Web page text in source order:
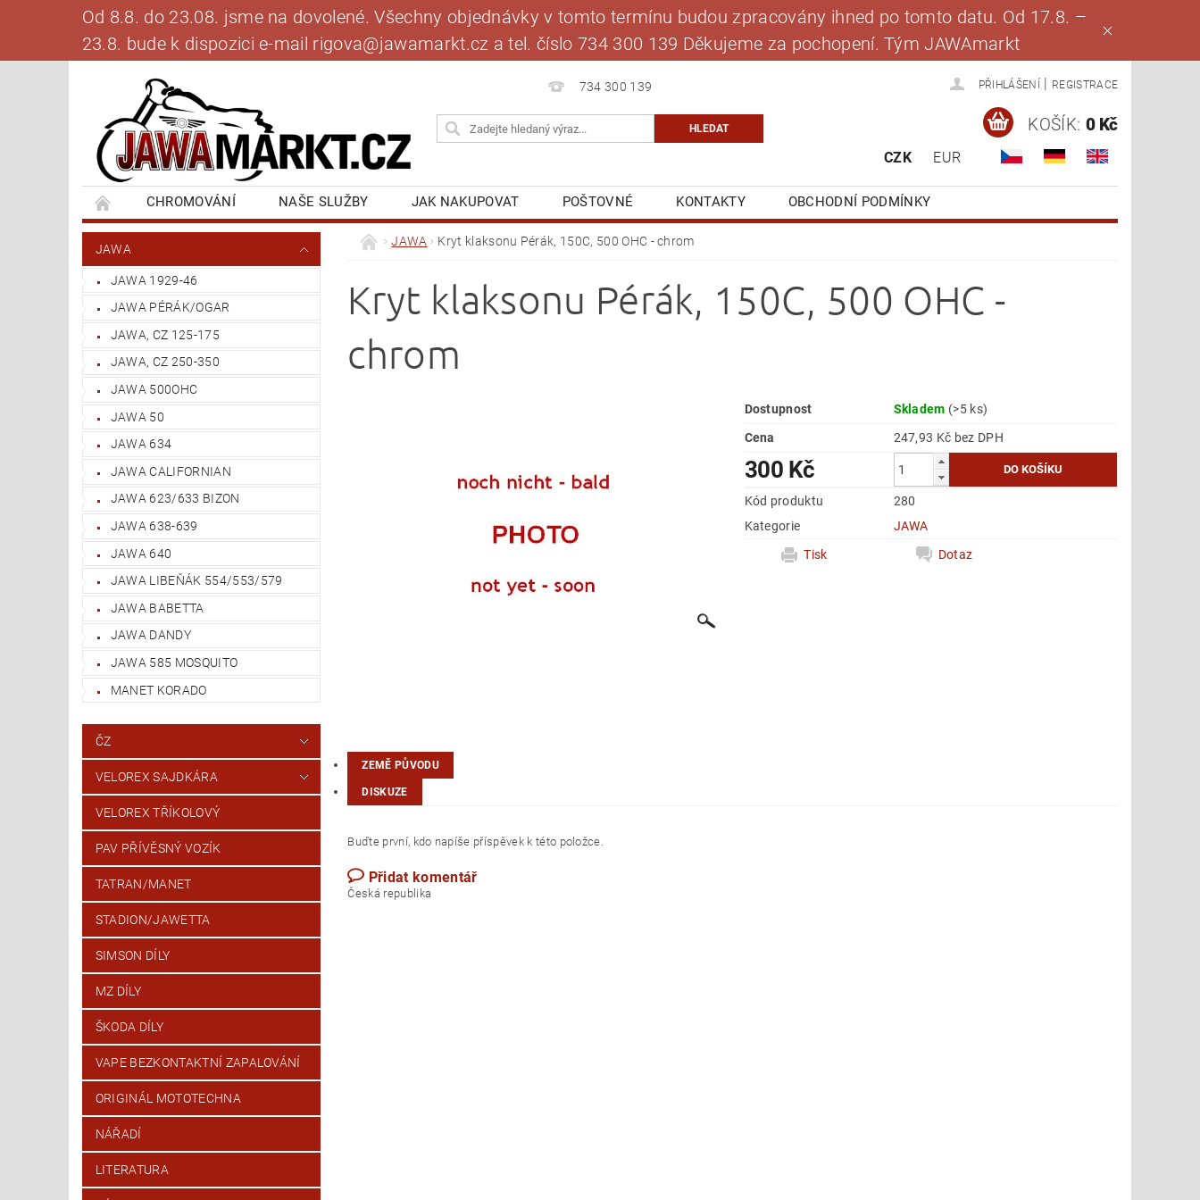
Od 8.8. do 23.08. jsme na dovolené. Všechny objednávky v tomto termínu budou zpracovány ihned po tomto datu. Od 17.8. –
23.8. bude k dispozici e-mail rigova@jawamarkt.cz a tel. číslo 734 300 139 Děkujeme za pochopení. Tým JAWAmarkt
734 300 139 PŘIHLÁŠENÍ REGISTRACE
CZK EUR
KOŠÍK: 0 Kč
CHROMOVÁNÍ NAŠE SLUŽBY JAK NAKUPOVAT POŠTOVNÉ KONTAKTY
OBCHODNÍ PODMÍNKY
BANKOVNÍ SPOJENÍ
NAPIŠTE NÁM BLOG MOJE OBJEDNÁVKA
JAWA
JAWA 1929-46
JAWA PÉRÁK/OGAR
JAWA, CZ 125-175
JAWA, CZ 250-350
JAWA 500OHC
JAWA 50
JAWA 634
JAWA CALIFORNIAN
JAWA 623/633 BIZON
JAWA 638-639
JAWA 640
JAWA LIBEŇÁK 554/553/579
JAWA BABETTA
JAWA DANDY
JAWA 585 MOSQUITO
MANET KORADO
ČZ
VELOREX SAJDKÁRA
VELOREX TŘÍKOLOVÝ
PAV PŘÍVĚSNÝ VOZÍK
TATRAN/MANET
STADION/JAWETTA
SIMSON DÍLY
MZ DÍLY
ŠKODA DÍLY
VAPE BEZKONTAKTNÍ ZAPALOVÁNÍ
ORIGINÁL MOTOTECHNA
NÁŘADÍ
LITERATURA
JAWA Kryt klaksonu Pérák, 150C, 500 OHC - chrom
Kryt klaksonu Pérák, 150C, 500 OHC -
chrom
Dostupnost Skladem (>5 ks)
Cena
247,93 Kč bez DPH
300 Kč
Kód produktu
280
Kategorie
JAWA
Tisk
Dotaz
ZEMĚ PŮVODU
DISKUZE
Buďte první, kdo napíše příspěvek k této položce.
Přidat komentář
Česká republika